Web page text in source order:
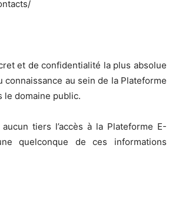
et de confidentialité la plus absolue
au sein de la Plateforme
le domaine public.
tiers l’accès à la Plateforme E-
quelconque de ces informations